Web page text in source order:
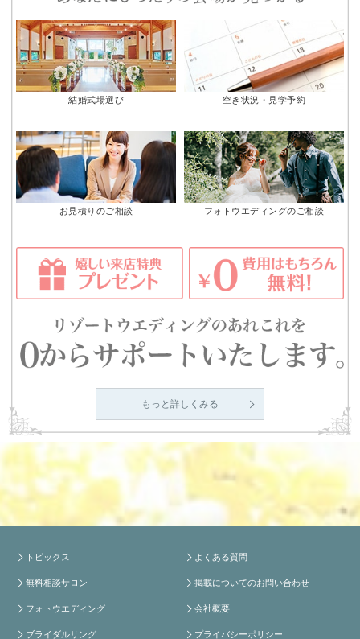
結婚式場選び 空き状況・見学予約
お見積りのご相談 フォトウエディングのご相談
もっと詳しくみる
トピックス
無料相談サロン
フォトウエディング
ブライダルリング
よくある質問
掲載についてのお問い合わせ
会社概要
プライバシーポリシー